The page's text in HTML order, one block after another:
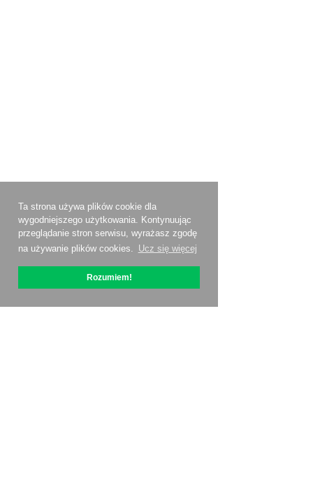
Ta strona używa plików cookie dla
wygodniejszego użytkowania. Kontynuując
przeglądanie stron serwisu, wyrażasz zgodę
na używanie plików cookies. Ucz się więcej
Rozumiem!